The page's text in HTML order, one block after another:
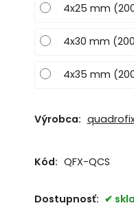
4x25 mm
4x30 mm
4x35 mm
Výrobca:
Kód: QFX-QCS
Dostupnosť: